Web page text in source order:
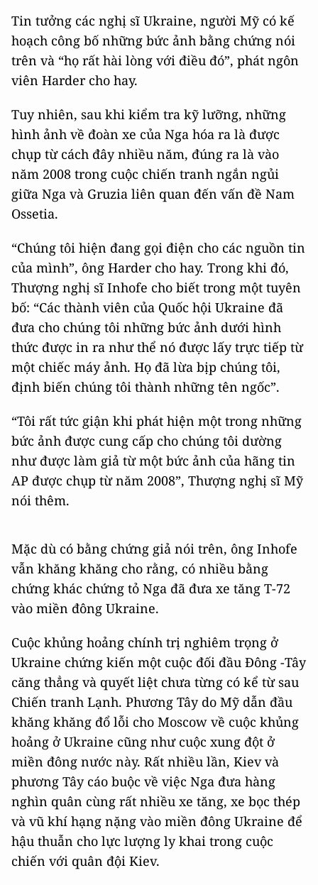
Tin tưởng các nghị sĩ Ukraine, người Mỹ có kế
hoạch công bố những bức ảnh bằng chứng nói
trên và “họ rất hài lòng với điều đó”, phát ngôn
viên Harder cho hay.
Tuy nhiên, sau khi kiểm tra kỹ lưỡng, những
hình ảnh về đoàn xe của Nga hóa ra là được
chụp từ cách đây nhiều năm, đúng ra là vào
năm 2008 trong cuộc chiến tranh ngắn ngủi
giữa Nga và Gruzia liên quan đến vấn đề Nam
Ossetia.
“Chúng tôi hiện đang gọi điện cho các nguồn tin
của mình”, ông Harder cho hay. Trong khi đó,
Thượng nghị sĩ Inhofe cho biết trong một tuyên
bố: “Các thành viên của Quốc hội Ukraine đã
đưa cho chúng tôi những bức ảnh dưới hình
thức được in ra như thể nó được lấy trực tiếp từ
một chiếc máy ảnh. Họ đã lừa bịp chúng tôi,
định biến chúng tôi thành những tên ngốc”.
“Tôi rất tức giận khi phát hiện một trong những
bức ảnh được cung cấp cho chúng tôi dường
như được làm giả từ một bức ảnh của hãng tin
AP được chụp từ năm 2008”, Thượng nghị sĩ Mỹ
nói thêm.
Mặc dù có bằng chứng giả nói trên, ông Inhofe
vẫn khăng khăng cho rằng, có nhiều bằng
chứng khác chứng tỏ Nga đã đưa xe tăng T-72
vào miền đông Ukraine.
Cuộc khủng hoảng chính trị nghiêm trọng ở
Ukraine chứng kiến một cuộc đối đầu Đông -Tây
căng thẳng và quyết liệt chưa từng có kể từ sau
Chiến tranh Lạnh. Phương Tây do Mỹ dẫn đầu
khăng khăng đổ lỗi cho Moscow về cuộc khủng
hoảng ở Ukraine cũng như cuộc xung đột ở
miền đông nước này. Rất nhiều lần, Kiev và
phương Tây cáo buộc về việc Nga đưa hàng
nghìn quân cùng rất nhiều xe tăng, xe bọc thép
và vũ khí hạng nặng vào miền đông Ukraine để
hậu thuẫn cho lực lượng ly khai trong cuộc
chiến với quân đội Kiev.